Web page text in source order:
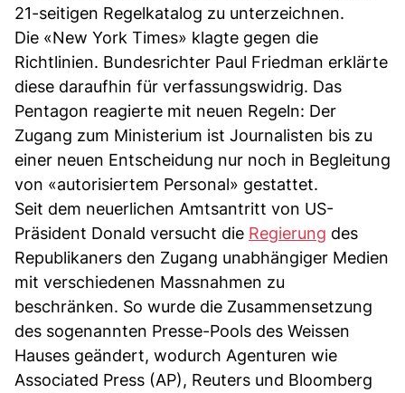
21-seitigen Regelkatalog zu unterzeichnen.
Die «New York Times» klagte gegen die
Richtlinien. Bundesrichter Paul Friedman erklärte
diese daraufhin für verfassungswidrig. Das
Pentagon reagierte mit neuen Regeln: Der
Zugang zum Ministerium ist Journalisten bis zu
einer neuen Entscheidung nur noch in Begleitung
von «autorisiertem Personal» gestattet.
Seit dem neuerlichen Amtsantritt von US-
Präsident Donald versucht die Regierung des
Republikaners den Zugang unabhängiger Medien
mit verschiedenen Massnahmen zu
beschränken. So wurde die Zusammensetzung
des sogenannten Presse-Pools des Weissen
Hauses geändert, wodurch Agenturen wie
Associated Press (AP), Reuters und Bloomberg